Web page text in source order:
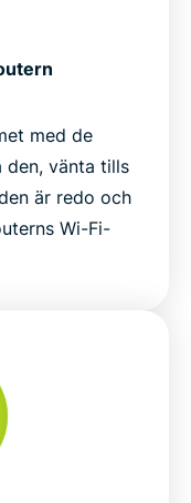
med de
den, vänta tills
är redo och
Wi-Fi-